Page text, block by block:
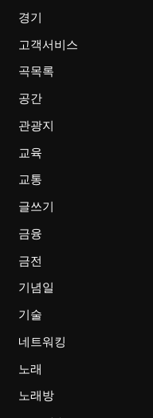
경기
고객서비스
곡목록
공간
관광지
교육
교통
글쓰기
금융
금전
기념일
기술
네트워킹
노래
노래방